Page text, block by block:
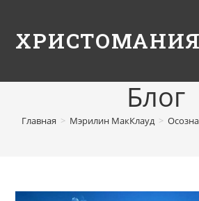
ХРИСТОМАНИЯ
Блог
Главная > Мэрилин МакКлауд >